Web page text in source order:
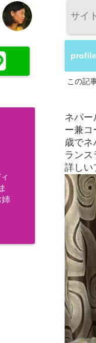
姉
profile
この記
ネパー
ー兼コ
歳でネ
ランス
詳しい